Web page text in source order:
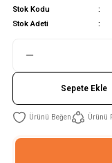
Stok Kodu
Stok Adeti
Sepete Ekle
Ürünü